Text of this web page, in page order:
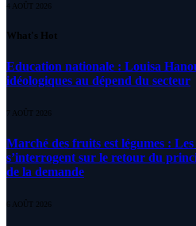
4 AOÛT 2026
What's Hot
Education nationale : Louisa
idéologiques au dépend du secteur
7 AOÛT 2026
Marché des fruits est légumes :
s’interrogent sur le retour du
de la demande
6 AOÛT 2026